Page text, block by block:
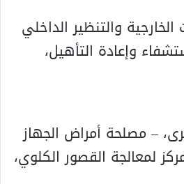
والتنظير الداخلي
وإعادة التأهيل،
– مصلحة أمراض الجهاز
لمعالجة القصور الكلوي،